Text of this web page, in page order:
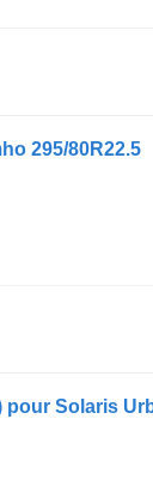
295/80R22.5
pour Solaris